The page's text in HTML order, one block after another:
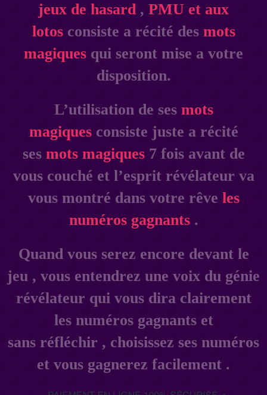
jeux de hasard, PMU et aux
lotosconsiste a récité des mots
magiques qui seront mise a votre
disposition.
L’utilisation de ses mots
magiquesconsiste juste a récité
ses mots magiques7 fois avant de
vous couché et l’esprit révélateur va
vous montré dans votre rêve les
numéros gagnants.
Quand vous serez encore devant le
jeu , vous entendrez une voix du génie
révélateur qui vous dira clairement
les numéros gagnants et
sans réfléchir , choisissez ses numéros
et vous gagnerez facilement .